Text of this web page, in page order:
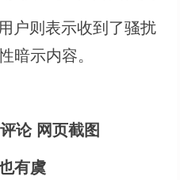
则表示收到了骚扰
暗示内容。
论 网页截图
有虞